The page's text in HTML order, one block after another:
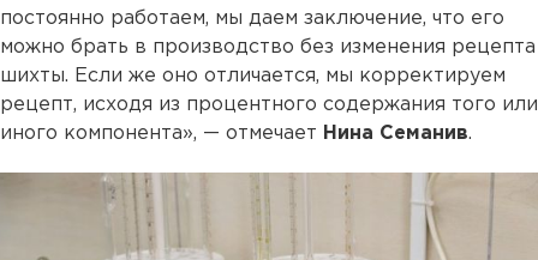
постоянно работаем, мы даем заключение, что его
можно брать в производство без изменения рецепта
шихты. Если же оно отличается, мы корректируем
рецепт, исходя из процентного содержания того или
иного компонента», — отмечает Нина Семанив.